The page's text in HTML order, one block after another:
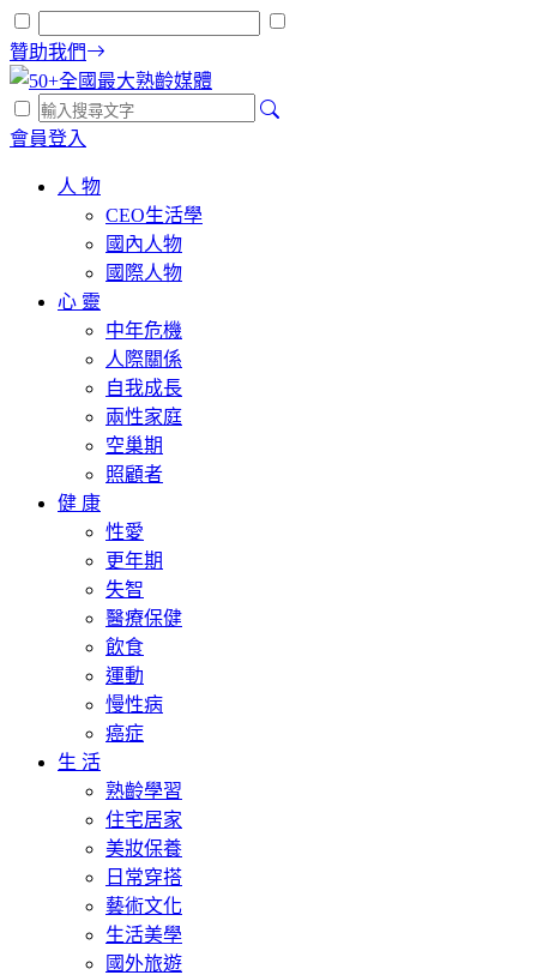
贊助我們
會員登入
人 物
CEO生活學
國內人物
國際人物
心 靈
中年危機
人際關係
自我成長
兩性家庭
空巢期
照顧者
健 康
性愛
更年期
失智
醫療保健
飲食
運動
慢性病
癌症
生 活
熟齡學習
住宅居家
美妝保養
日常穿搭
藝術文化
生活美學
國外旅遊